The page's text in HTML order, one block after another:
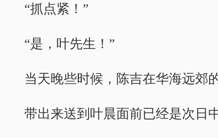
“抓点紧！”
“是，叶先生！”
当天晚些时候，陈吉在华海远郊
带出来送到叶晨面前已经是次日